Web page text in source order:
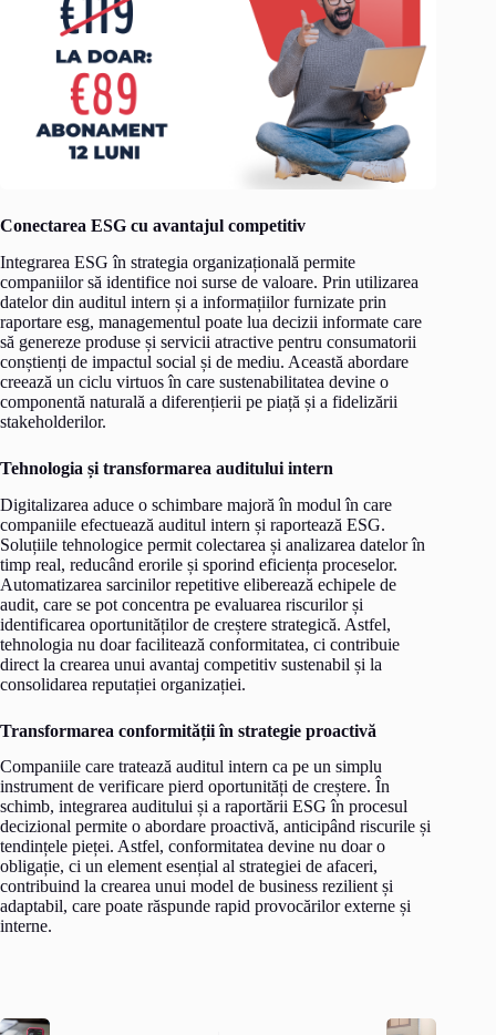
Conectarea ESG cu avantajul competitiv
Integrarea ESG în strategia organizațională permite
companiilor să identifice noi surse de valoare. Prin utilizarea
datelor din auditul intern și a informațiilor furnizate prin
raportare esg, managementul poate lua decizii informate care
să genereze produse și servicii atractive pentru consumatorii
conștienți de impactul social și de mediu. Această abordare
creează un ciclu virtuos în care sustenabilitatea devine o
componentă naturală a diferențierii pe piață și a fidelizării
stakeholderilor.
Tehnologia și transformarea auditului intern
Digitalizarea aduce o schimbare majoră în modul în care
companiile efectuează auditul intern și raportează ESG.
Soluțiile tehnologice permit colectarea și analizarea datelor în
timp real, reducând erorile și sporind eficiența proceselor.
Automatizarea sarcinilor repetitive eliberează echipele de
audit, care se pot concentra pe evaluarea riscurilor și
identificarea oportunităților de creștere strategică. Astfel,
tehnologia nu doar facilitează conformitatea, ci contribuie
direct la crearea unui avantaj competitiv sustenabil și la
consolidarea reputației organizației.
Transformarea conformității în strategie proactivă
Companiile care tratează auditul intern ca pe un simplu
instrument de verificare pierd oportunități de creștere. În
schimb, integrarea auditului și a raportării ESG în procesul
decizional permite o abordare proactivă, anticipând riscurile și
tendințele pieței. Astfel, conformitatea devine nu doar o
obligație, ci un element esențial al strategiei de afaceri,
contribuind la crearea unui model de business rezilient și
adaptabil, care poate răspunde rapid provocărilor externe și
interne.